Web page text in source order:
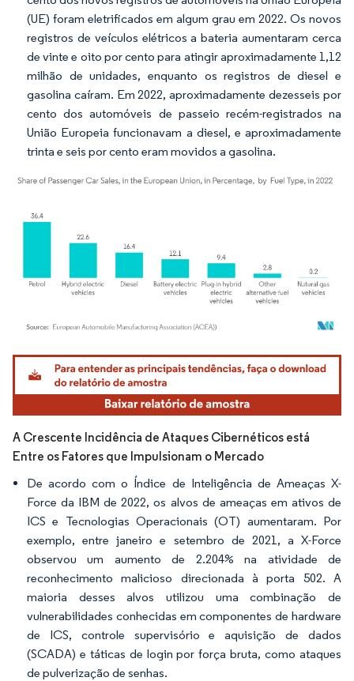
(UE) foram eletrificados em algum grau em 2022. Os novos
registros de veículos elétricos a bateria aumentaram cerca
de vinte e oito por cento para atingir aproximadamente 1,12
milhão de unidades, enquanto os registros de diesel e
gasolina caíram. Em 2022, aproximadamente dezesseis por
cento dos automóveis de passeio recém-registrados na
União Europeia funcionavam a diesel, e aproximadamente
trinta e seis por cento eram movidos a gasolina.
Imagem © Mordor Intelligence. O reuso requer atribuição conforme CC BY 4.0.
A Crescente Incidência de Ataques Cibernéticos está
Entre os Fatores que Impulsionam o Mercado
De acordo com o Índice de Inteligência de Ameaças X-
Force da IBM de 2022, os alvos de ameaças em ativos de
ICS e Tecnologias Operacionais (OT) aumentaram. Por
exemplo, entre janeiro e setembro de 2021, a X-Force
observou um aumento de 2.204% na atividade de
reconhecimento malicioso direcionada à porta 502. A
maioria desses alvos utilizou uma combinação de
vulnerabilidades conhecidas em componentes de hardware
de ICS, controle supervisório e aquisição de dados
(SCADA) e táticas de login por força bruta, como ataques
de pulverização de senhas.